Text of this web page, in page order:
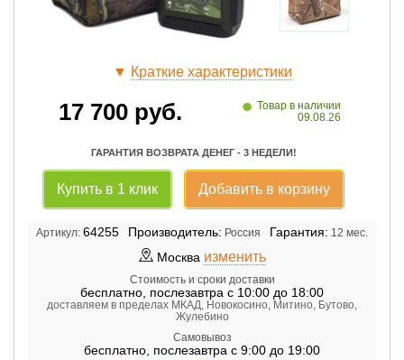
▼ Краткие характеристики
17 700руб. • Товар в наличии
09.08.26
ГАРАНТИЯ ВОЗВРАТА ДЕНЕГ - 3 НЕДЕЛИ!
Купить в 1 клик Добавить в корзину
Артикул: 64255 Производитель: Россия Гарантия: 12 мес.
Москва изменить
Стоимость и сроки доставки
бесплатно послезавтра с 10:00 до 18:00
доставляем в пределах МКАД, Новокосино, Митино, Бутово,
Жулебино
Самовывоз
бесплатно послезавтра с 9:00 до 19:00